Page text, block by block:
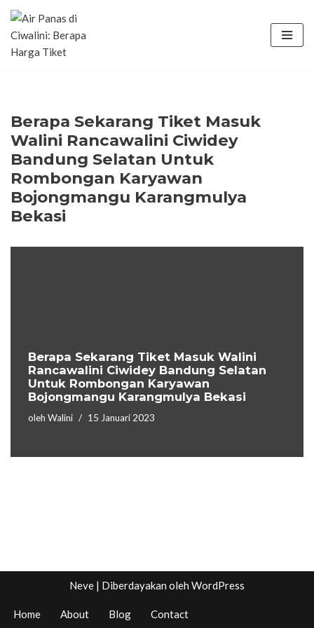
Lompat
ke
Berapa Sekarang Tiket Masuk
Walini Rancawalini Ciwidey
Bandung Selatan Untuk
Rombongan Karyawan
Bojongmangu Karangmulya
Bekasi
Berapa Sekarang Tiket Masuk Walini
Rancawalini Ciwidey Bandung Selatan
Untuk Rombongan Karyawan
Bojongmangu Karangmulya Bekasi
oleh Walini 15 Januari 2023
Neve | Diberdayakan oleh WordPress
Home About Blog Contact